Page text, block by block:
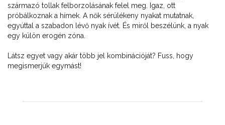
származó tollak felborzolásának felel meg. Igaz, ott
próbálkoznak a hímek. A nők sérülékeny nyakat mutatnak,
egyúttal a szabadon lévő nyak ívét. És miről beszélünk, a nyak
egy külön erogén zóna.
Látsz egyet vagy akár több jel kombinációját? Fuss, hogy
megismerjük egymást!